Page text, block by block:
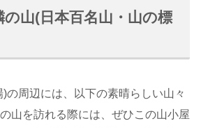
の山(日本百名山・山の標
の周辺には、以下の素晴らしい山々
山を訪れる際には、ぜひこの山小屋